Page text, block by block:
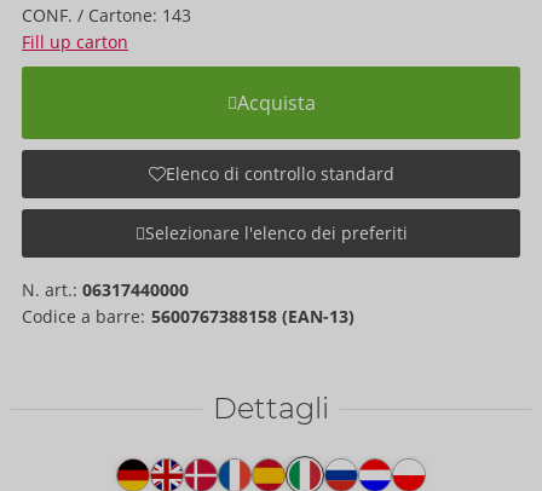
CONF. / Cartone: 143
Fill up carton
Acquista
Elenco di controllo standard
Selezionare l'elenco dei preferiti
N. art.: 06317440000
Codice a barre: 5600767388158 (EAN-13)
Dettagli